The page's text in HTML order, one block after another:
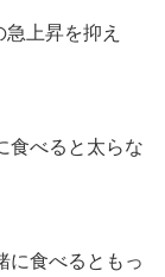
上昇を抑え
食べると太らな
に食べるともっ